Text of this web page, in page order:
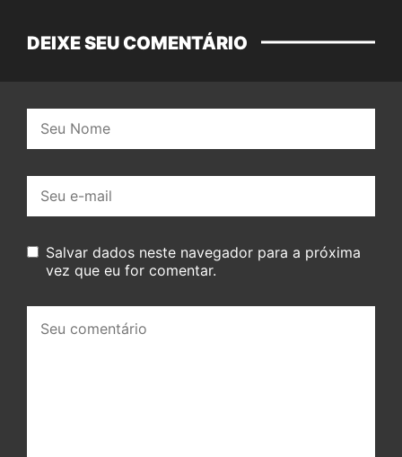
DEIXE SEU COMENTÁRIO
mail:
Salvar dados neste navegador para a próxima
vez que eu for comentar.
comentário: